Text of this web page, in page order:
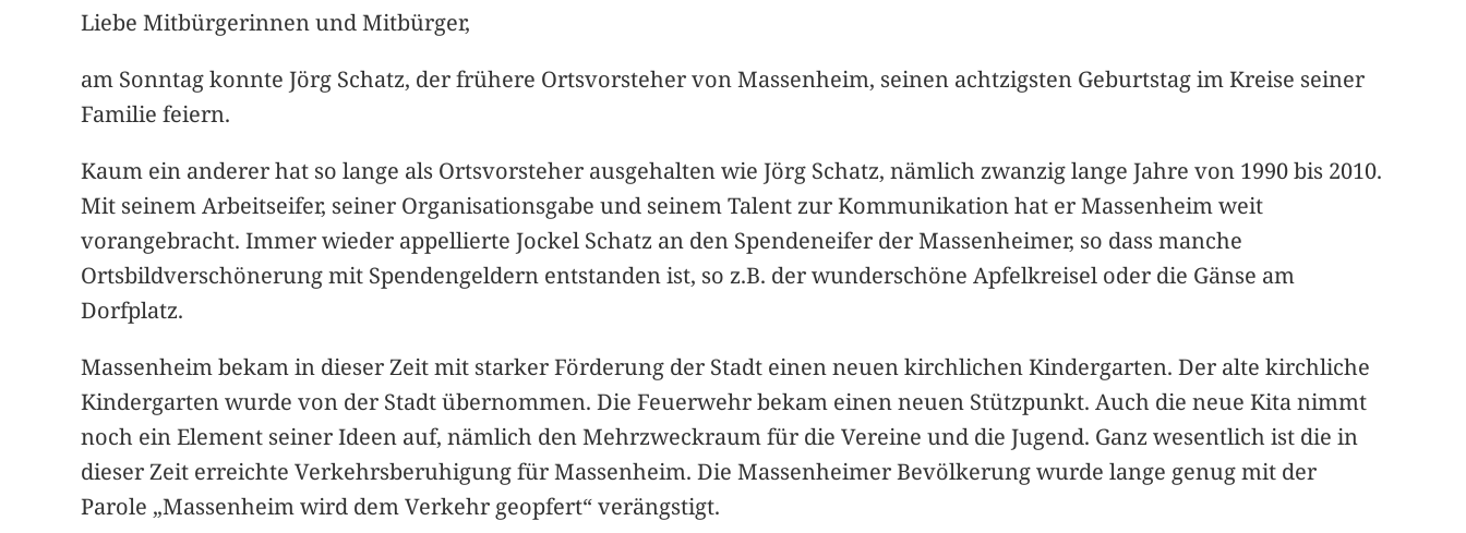
Liebe Mitbürgerinnen und Mitbürger,
am Sonntag konnte Jörg Schatz, der frühere Ortsvorsteher von Massenheim, seinen achtzigsten Geburtstag im Kreise seiner
Familie feiern.
Kaum ein anderer hat so lange als Ortsvorsteher ausgehalten wie Jörg Schatz, nämlich zwanzig lange Jahre von 1990 bis 2010.
Mit seinem Arbeitseifer, seiner Organisationsgabe und seinem Talent zur Kommunikation hat er Massenheim weit
vorangebracht. Immer wieder appellierte Jockel Schatz an den Spendeneifer der Massenheimer, so dass manche
Ortsbildverschönerung mit Spendengeldern entstanden ist, so z.B. der wunderschöne Apfelkreisel oder die Gänse am
Dorfplatz.
Massenheim bekam in dieser Zeit mit starker Förderung der Stadt einen neuen kirchlichen Kindergarten. Der alte kirchliche
Kindergarten wurde von der Stadt übernommen. Die Feuerwehr bekam einen neuen Stützpunkt. Auch die neue Kita nimmt
noch ein Element seiner Ideen auf, nämlich den Mehrzweckraum für die Vereine und die Jugend. Ganz wesentlich ist die in
dieser Zeit erreichte Verkehrsberuhigung für Massenheim. Die Massenheimer Bevölkerung wurde lange genug mit der
Parole „Massenheim wird dem Verkehr geopfert“ verängstigt.